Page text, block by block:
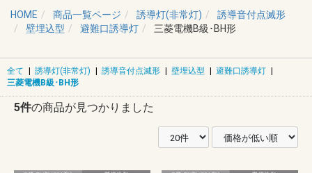
HOME 商品一覧ページ 誘導灯(非常灯)
誘導音付点滅形
壁埋込型
避難口誘導灯 三菱電機B級･BH形
全て | 誘導灯(非常灯) | 誘導音付点滅形 | 壁埋込型 | 避難口誘導灯 |
三菱電機B級･BH形
5件の商品が見つかりました